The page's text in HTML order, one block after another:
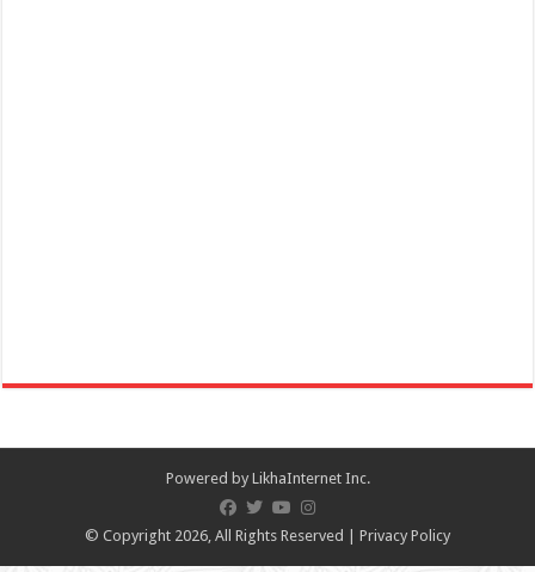
Powered by LikhaInternet Inc.
© Copyright 2026, All Rights Reserved | Privacy Policy